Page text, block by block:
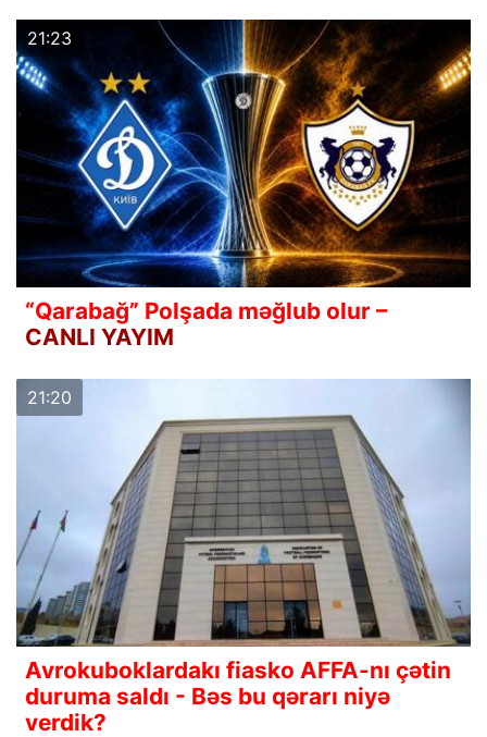
21:23
“Qarabağ” Polşada məğlub olur –
CANLI YAYIM
21:20
Avrokuboklardakı fiasko AFFA-nı çətin
duruma saldı - Bəs bu qərarı niyə
verdik?